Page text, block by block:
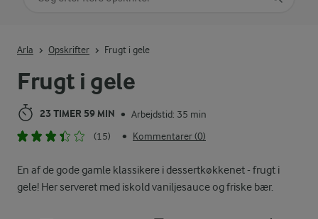
Frugt i gele
23 TIMER 59 MIN • Arbejdstid: 35 min
(15)
• Kommentarer (0)
En af de gode gamle klassikere i dessertkøkkenet - frugt i
gele! Her serveret med iskold vaniljesauce og friske bær.
Arla Opskrifter Frugt i gele